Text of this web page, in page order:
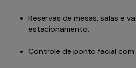
Reservas de mesas, salas e
estacionamento.
Controle de ponto facial com